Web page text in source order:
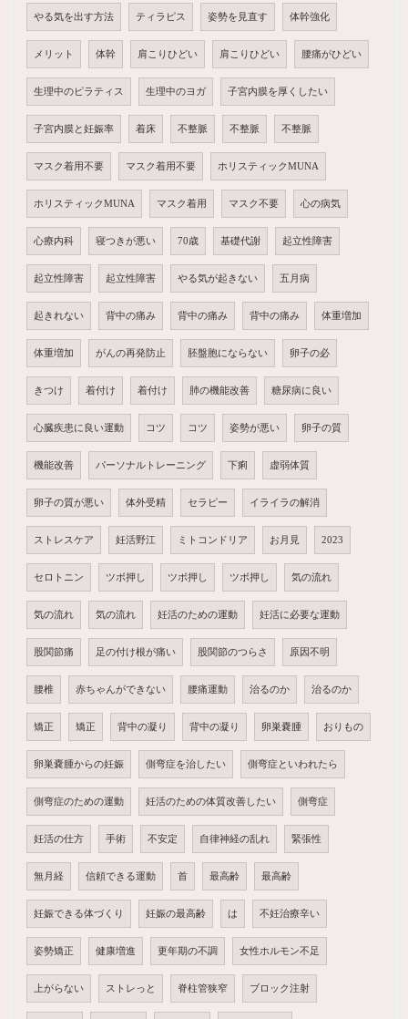
やる気を出す方法 ティラピス 姿勢を見直す 体幹強化
メリット 体幹 肩こりひどい 肩こりひどい 腰痛がひどい
生理中のピラティス 生理中のヨガ 子宮内膜を厚くしたい
子宮内膜と妊娠率 着床 不整脈 不整脈 不整脈
マスク着用不要 マスク着用不要 ホリスティックMUNA
ホリスティックMUNA マスク着用 マスク不要 心の病気
心療内科 寝つきが悪い 70歳 基礎代謝 起立性障害
起立性障害 起立性障害 やる気が起きない 五月病
起きれない 背中の痛み 背中の痛み 背中の痛み 体重増加
体重増加 がんの再発防止 胚盤胞にならない 卵子の必
きつけ 着付け 着付け 肺の機能改善 糖尿病に良い
心臓疾患に良い運動 コツ コツ 姿勢が悪い 卵子の質
機能改善 パーソナルトレーニング 下痢 虚弱体質
卵子の質が悪い 体外受精 セラピー イライラの解消
ストレスケア 妊活野江 ミトコンドリア お月見 2023
セロトニン ツボ押し ツボ押し ツボ押し 気の流れ
気の流れ 気の流れ 妊活のための運動 妊活に必要な運動
股関節痛 足の付け根が痛い 股関節のつらさ 原因不明
腰椎 赤ちゃんができない 腰痛運動 治るのか 治るのか
矯正 矯正 背中の凝り 背中の凝り 卵巣嚢腫 おりもの
卵巣嚢腫からの妊娠 側弯症を治したい 側弯症といわれたら
側弯症のための運動 妊活のための体質改善したい 側弯症
妊活の仕方 手術 不安定 自律神経の乱れ 緊張性
無月経 信頼できる運動 首 最高齢 最高齢
妊娠できる体づくり 妊娠の最高齢 は 不妊治療辛い
姿勢矯正 健康増進 更年期の不調 女性ホルモン不足
上がらない ストレっと 脊柱管狭窄 ブロック注射